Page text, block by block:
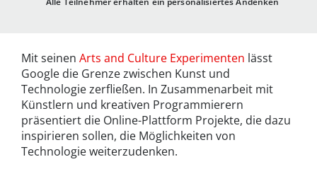
Mit seinen Arts and Culture Experimenten lässt
Google die Grenze zwischen Kunst und
Technologie zerfließen. In Zusammenarbeit mit
Künstlern und kreativen Programmierern
präsentiert die Online-Plattform Projekte, die dazu
inspirieren sollen, die Möglichkeiten von
Technologie weiterzudenken.